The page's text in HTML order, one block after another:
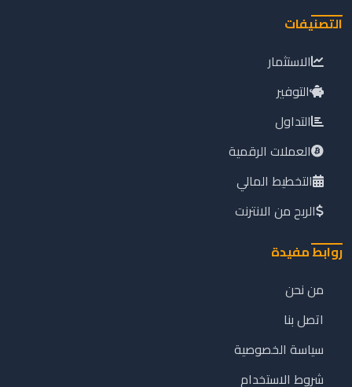
التصنيفات
الاستثمار
التوفير
التداول
العملات الرقمية
التخطيط المالي
الربح من الانترنت
روابط مفيدة
من نحن
اتصل بنا
سياسة الخصوصية
شروط الاستخدام